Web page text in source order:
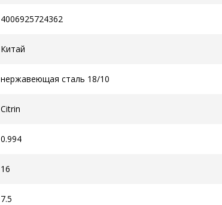
4006925724362
Китай
нержавеющая сталь 18/10
Citrin
0.994
16
7.5